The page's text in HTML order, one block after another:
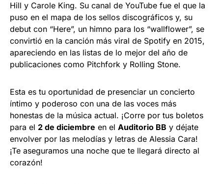
Hill y Carole King. Su canal de YouTube fue el que la
puso en el mapa de los sellos discográficos y, su
debut con “Here”, un himno para los “wallflower”, se
convirtió en la canción más viral de Spotify en 2015,
apareciendo en las listas de lo mejor del año de
publicaciones como Pitchfork y Rolling Stone.
Esta es tu oportunidad de presenciar un concierto
íntimo y poderoso con una de las voces más
honestas de la música actual. ¡Corre por tus boletos
para el 2 de diciembre en el Auditorio BB y déjate
envolver por las melodías y letras de Alessia Cara!
¡Te aseguramos una noche que te llegará directo al
corazón!